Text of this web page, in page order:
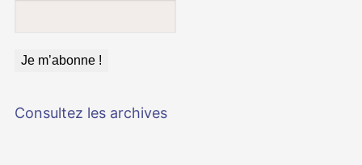
Consultez les archives